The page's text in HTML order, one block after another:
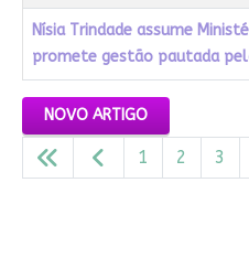
Nísia Trindade assume
promete gestão pautada
NOVO ARTIGO
1 2 3